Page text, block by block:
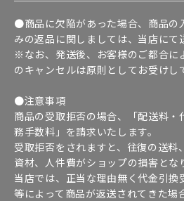
●商品に欠陥があった場合、商品の
みの返品に関しましては、当店にて
※なお、発送後、お客様のご都合に
のキャンセルは原則としてお受けし
●注意事項
商品の受取拒否の場合、「配送料・
務手数料」を請求いたします。
受取拒否をされますと、往復の送料
資材、人件費がショップの損害とな
当店では、正当な理由無く代金引
等によって商品が返送されてきた場